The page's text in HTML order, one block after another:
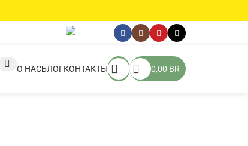
О НАСБЛОГКОНТАКТЫ 0,00 BR